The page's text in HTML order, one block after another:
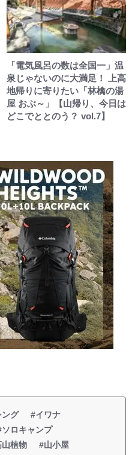
「電気風呂の数は全国一」温
泉じゃないのに大満足！ 上高
地帰りに寄りたい「林檎の湯
屋 おぶ～」【山帰り、今日は
どこでととのう？ vol.7】
ング
#イワナ
ソロキャンプ
山植物 #山小屋